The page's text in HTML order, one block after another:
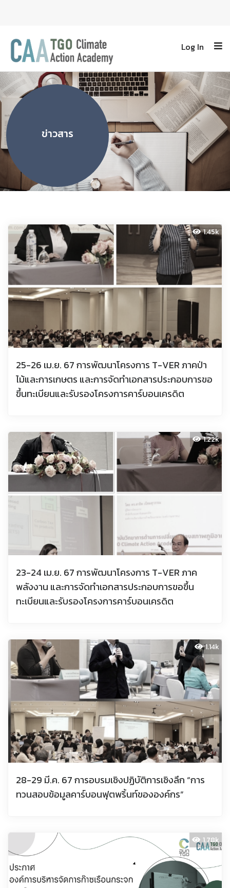
Log In
1.45k
25-26 เม.ย. 67 การพัฒนาโครงการ T-VER ภาคป่า
ไม้และการเกษตร และการจัดทำเอกสารประกอบการขอ
ขึ้นทะเบียนและรับรองโครงการคาร์บอนเครดิต
1.22k
23-24 เม.ย. 67 การพัฒนาโครงการ T-VER ภาค
พลังงาน และการจัดทำเอกสารประกอบการขอขึ้น
ทะเบียนและรับรองโครงการคาร์บอนเครดิต
1.14k
28-29 มี.ค. 67 การอบรมเชิงปฏิบัติการเชิงลึก “การ
ทวนสอบข้อมูลคาร์บอนฟุตพริ้นท์ขององค์กร”
1.78k